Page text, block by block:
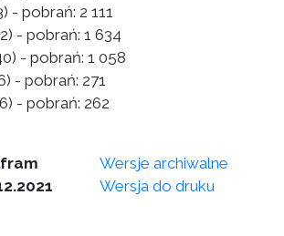
- pobrań: 2 111
- pobrań: 1 634
- pobrań: 1 058
- pobrań: 271
- pobrań: 262
Wersje archiwalne
Wersja do druku